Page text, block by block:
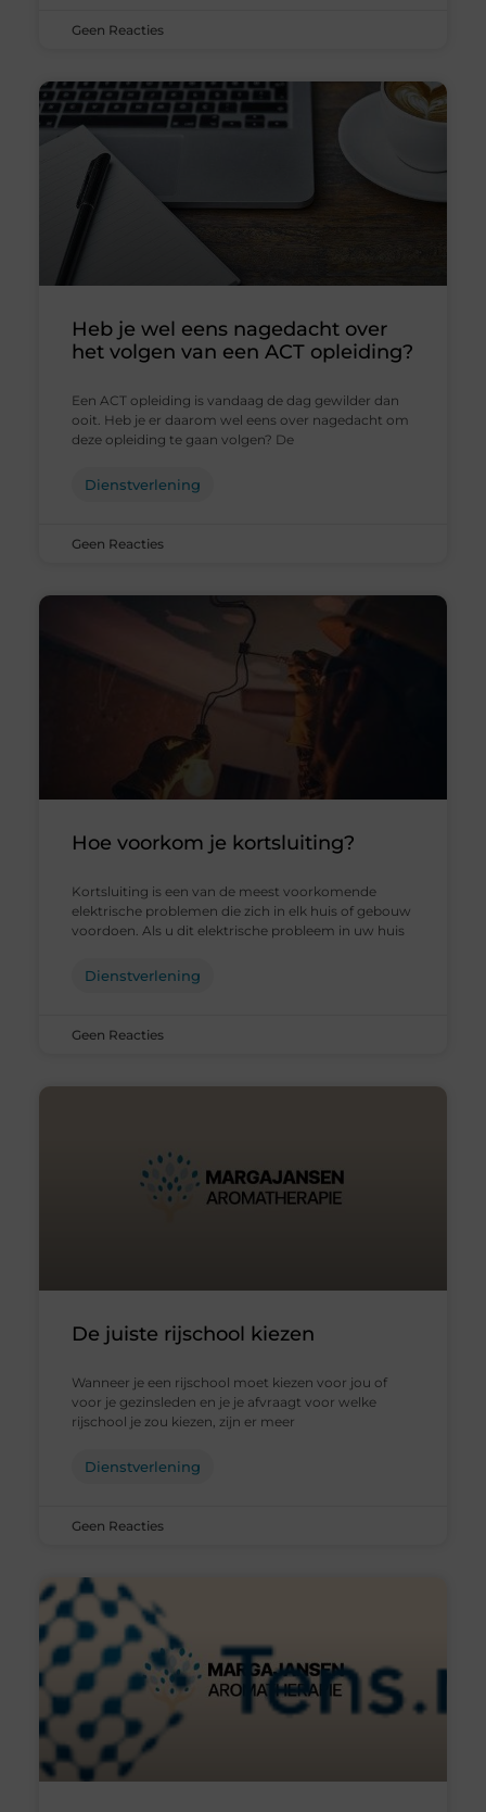
Geen Reacties
Heb je wel eens nagedacht over
het volgen van een ACT opleiding?
Een ACT opleiding is vandaag de dag gewilder dan
ooit. Heb je er daarom wel eens over nagedacht om
deze opleiding te gaan volgen? De
Dienstverlening
Geen Reacties
Hoe voorkom je kortsluiting?
Kortsluiting is een van de meest voorkomende
elektrische problemen die zich in elk huis of gebouw
voordoen. Als u dit elektrische probleem in uw huis
Dienstverlening
Geen Reacties
De juiste rijschool kiezen
Wanneer je een rijschool moet kiezen voor jou of
voor je gezinsleden en je je afvraagt ​​voor welke
rijschool je zou kiezen, zijn er meer
Dienstverlening
Geen Reacties